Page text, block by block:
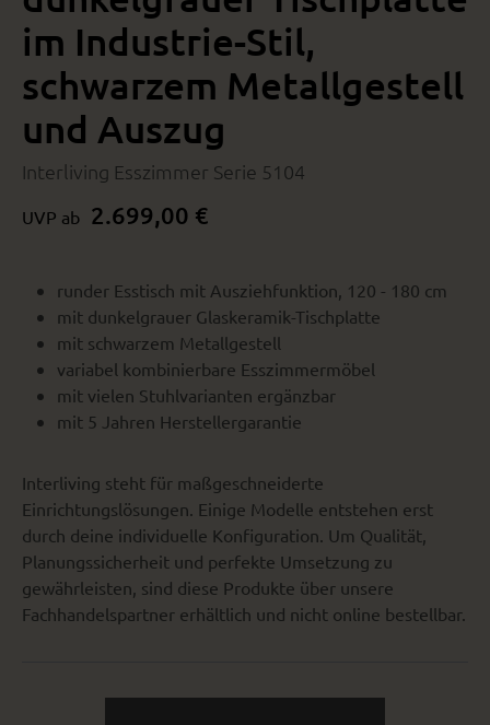
im Industrie-Stil,
schwarzem Metallgestell
und Auszug
Interliving Esszimmer Serie 5104
UVP ab 2.699,00 €
runder Esstisch mit Ausziehfunktion, 120 - 180 cm
mit dunkelgrauer Glaskeramik-Tischplatte
mit schwarzem Metallgestell
variabel kombinierbare Esszimmermöbel
mit vielen Stuhlvarianten ergänzbar
mit 5 Jahren Herstellergarantie
Interliving steht für maßgeschneiderte
Einrichtungslösungen. Einige Modelle entstehen erst
durch deine individuelle Konfiguration. Um Qualität,
Planungssicherheit und perfekte Umsetzung zu
gewährleisten, sind diese Produkte über unsere
Fachhandelspartner erhältlich und nicht online bestellbar.